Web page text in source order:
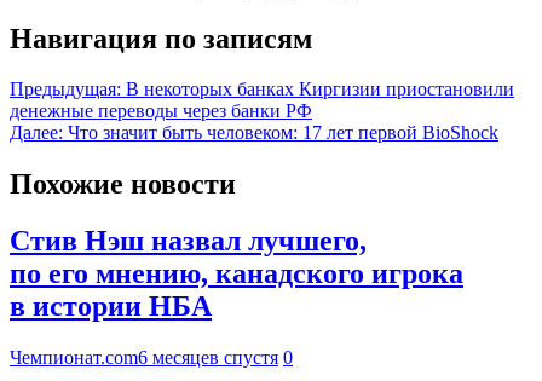
Навигация по записям
Предыдущая: В некоторых банках Киргизии приостановили
денежные переводы через банки РФ
Далее: Что значит быть человеком: 17 лет первой BioShock
Похожие новости
Стив Нэш назвал лучшего,
по его мнению, канадского игрока
в истории НБА
Чемпионат.com6 месяцев спустя 0